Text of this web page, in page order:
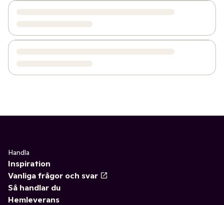
Handla
Inspiration
Vanliga frågor och svar
Så handlar du
Hemleverans